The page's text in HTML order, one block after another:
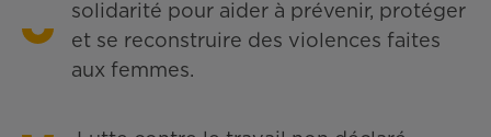
solidarité pour aider à prévenir, protéger
et se reconstruire des violences faites
aux femmes.